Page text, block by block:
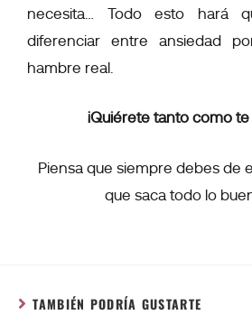
necesita… Todo esto hará
diferenciar entre ansiedad
hambre real.
¡Quiérete tanto como
Piensa que siempre debes de
que saca todo lo
TAMBIÉN PODRÍA GUSTARTE